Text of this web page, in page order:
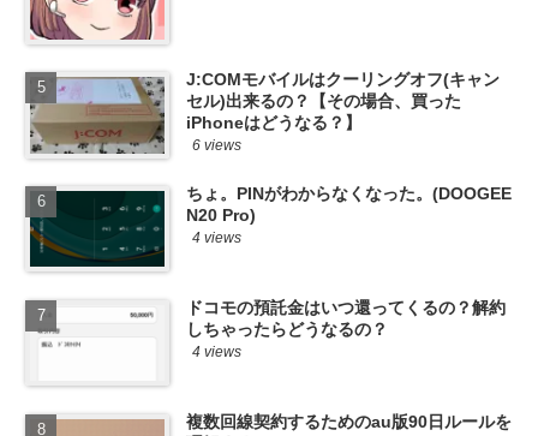
J:COMモバイルはクーリングオフ(キャン
セル)出来るの？【その場合、買った
iPhoneはどうなる？】
6 views
ちょ。PINがわからなくなった。(DOOGEE
N20 Pro)
4 views
ドコモの預託金はいつ還ってくるの？解約
しちゃったらどうなるの？
4 views
複数回線契約するためのau版90日ルールを